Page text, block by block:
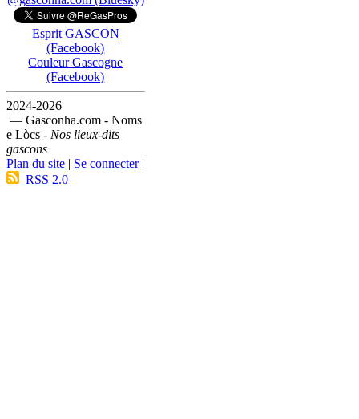
Esprit GASCON
(Facebook)
Couleur Gascogne
(Facebook)
2024-2026
— Gasconha.com - Noms
e Lòcs - Nos lieux-dits
gascons
Plan du site | Se connecter|
RSS 2.0